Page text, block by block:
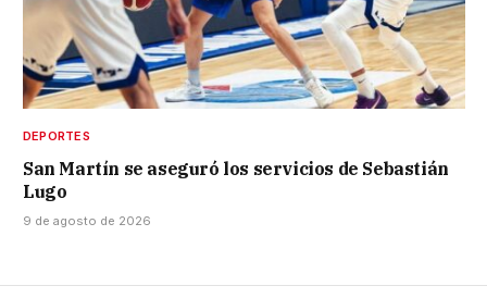
DEPORTES
San Martín se aseguró los servicios de Sebastián
Lugo
9 de agosto de 2026